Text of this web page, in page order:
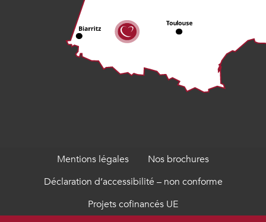
Mentions légales
Nos brochures
Déclaration d’accessibilité – non conforme
Projets cofinancés UE